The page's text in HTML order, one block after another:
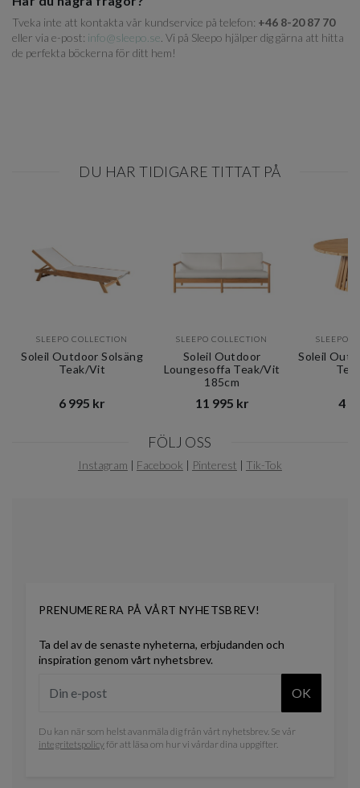
Tveka inte att kontakta vår kundservice på telefon: +46 8-20 87 70
eller via e-post: info@sleepo.se . Vi på Sleepo hjälper dig gärna att hitta
de perfekta böckerna för ditt hem!
DU HAR TIDIGARE TITTAT PÅ
SLEEPO COLLECTION
Soleil Outdoor Solsäng
Teak/Vit
6 995 kr​​
SLEEPO COLLECTION
Soleil Outdoor
Loungesoffa Teak/Vit
185cm
11 995 kr​​
SLEEPO
Soleil
4
FÖLJ OSS
Instagram | Facebook | Pinterest | Tik-Tok
PRENUMERERA PÅ VÅRT NYHETSBREV!
Ta del av de senaste nyheterna, erbjudanden och
inspiration genom vårt nyhetsbrev.
OK
Du kan när som helst avanmäla dig från vårt nyhetsbrev. Se vår
integritetspolicyför att läsa om hur vi vårdar dina uppgifter.